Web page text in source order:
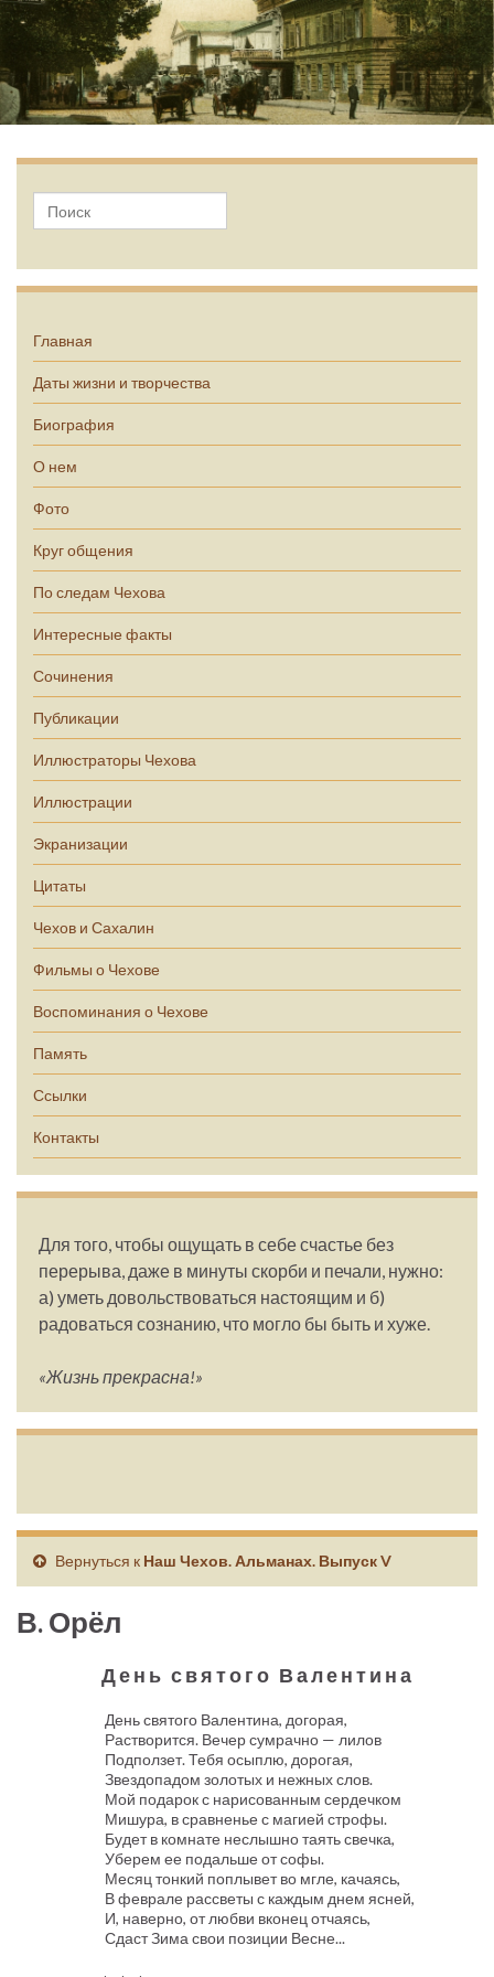
Главная
Даты жизни и творчества
Биография
О нем
Фото
Круг общения
По следам Чехова
Интересные факты
Сочинения
Публикации
Иллюстраторы Чехова
Иллюстрации
Экранизации
Цитаты
Чехов и Сахалин
Фильмы о Чехове
Воспоминания о Чехове
Память
Ссылки
Контакты
Для того, чтобы ощущать в себе счастье без
перерыва, даже в минуты скорби и печали, нужно:
а) уметь довольствоваться настоящим и б)
радоваться сознанию, что могло бы быть и хуже.
«Жизнь прекрасна!»
Вернуться к Наш Чехов. Альманах. Выпуск V
В. Орёл
День святого Валентина
День святого Валентина, догорая,
Растворится. Вечер сумрачно — лилов
Подползет. Тебя осыплю, дорогая,
Звездопадом золотых и нежных слов.
Мой подарок с нарисованным сердечком
Мишура, в сравненье с магией строфы.
Будет в комнате неслышно таять свечка,
Уберем ее подальше от софы.
Месяц тонкий поплывет во мгле, качаясь,
В феврале рассветы с каждым днем ясней,
И, наверно, от любви вконец отчаясь,
Сдаст Зима свои позиции Весне...